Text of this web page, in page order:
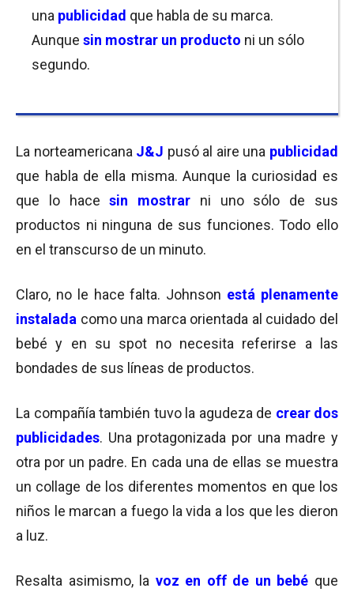
una publicidad que habla de su marca.
Aunque sin mostrar un producto ni un sólo
segundo.
La norteamericana J&J pusó al aire una publicidad
que habla de ella misma. Aunque la curiosidad es
que lo hacesin mostrar ni uno sólo de sus
productos ni ninguna de sus funciones. Todo ello
en el transcurso de un minuto.
Claro, no le hace falta. Johnson está plenamente
instalada como una marca orientada al cuidado del
bebé y en su spot no necesita referirse a las
bondades de sus líneas de productos.
La compañía también tuvo la agudeza de crear dos
publicidades. Una protagonizada por una madre y
otra por un padre. En cada una de ellas se muestra
un collage de los diferentes momentos en que los
niños le marcan a fuego la vida a los que les dieron
a luz.
Resalta asimismo, la voz en off de un bebé que